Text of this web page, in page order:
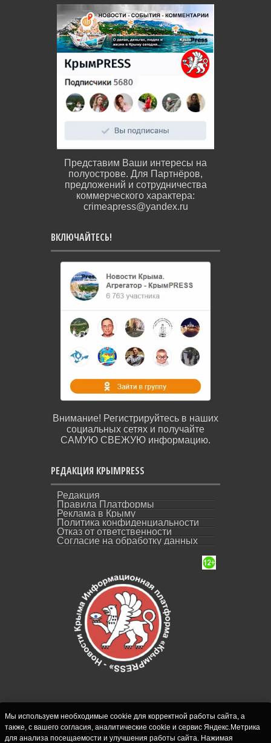
Представим Ваши интересы на
полуострове. Для Партнёров,
предложений и сотрудничества
коммерческого характера:
crimeapress@yandex.ru
ВКЛЮЧАЙТЕСЬ!
Внимание! Регистрируйтесь в наших
социальных сетях и получайте
САМУЮ СВЕЖУЮ информацию.
РЕДАКЦИЯ КРЫМPRESS
Редакция
Правила Платформы
Реклама в Крыму
Политика конфиденциальности
Отказ от ответственности
Согласие на обработку данных
СИ "Новости Крыма - КрымPRESS".
Мы используем необходимые cookie для корректной работы сайта, а
также, с вашего согласия, аналитические cookie и сервис Яндекс.Метрика
для анализа посещаемости и улучшения работы сайта. Нажимая